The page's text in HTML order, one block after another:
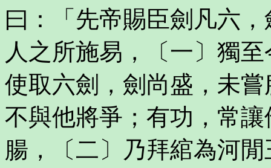
曰：「先帝賜臣劍凡六
人之所施易，〔一〕獨
使取六劍，劍尚盛，未
不與他將爭；有功，常
腸，〔二〕乃拜綰為河